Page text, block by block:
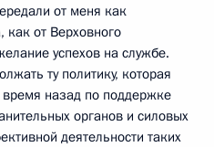
от меня как
как от Верховного
успехов на службе.
ту политику, которая
назад по поддержке
органов и силовых
деятельности таких